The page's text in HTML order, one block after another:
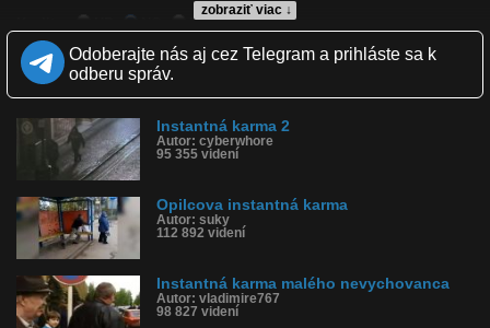
zobraziť viac ↓
LQ
Zverejnené: 10.9.2015 16:35
Páči sa: 93% (112 hlasov)
Obľúbené: 15
Kategória: ľudia
Tagy: instantná karma, kop, kopol, do psa, chcel kopnúť
História sledovanosti videa:
Odoberajte nás aj cez Telegram a prihláste sa k
odberu správ.
Instantná karma 2
Autor: cyberwhore
95 355 videní
Opilcova instantná karma
Autor: suky
112 892 videní
Instantná karma malého nevychovanca
Autor: vladimire767
98 827 videní